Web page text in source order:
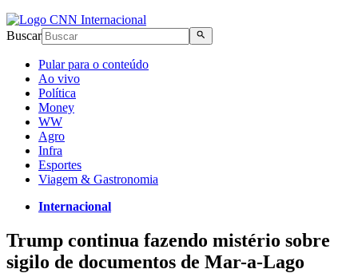
Buscar
Pular para o conteúdo
Ao vivo
Política
Money
WW
Agro
Infra
Esportes
Viagem & Gastronomia
Internacional
Trump continua fazendo mistério sobre
sigilo de documentos de Mar-a-Lago